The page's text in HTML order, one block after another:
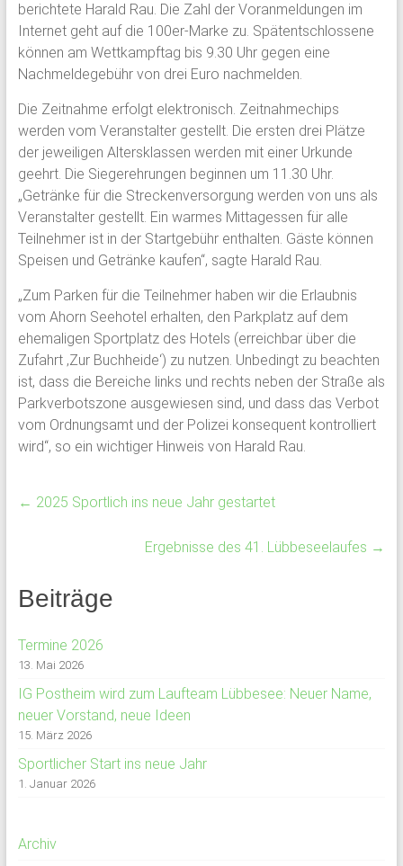
berichtete Harald Rau. Die Zahl der Voranmeldungen im
Internet geht auf die 100er-Marke zu. Spätentschlossene
können am Wettkampftag bis 9.30 Uhr gegen eine
Nachmeldegebühr von drei Euro nachmelden.
Die Zeitnahme erfolgt elektronisch. Zeitnahmechips
werden vom Veranstalter gestellt. Die ersten drei Plätze
der jeweiligen Altersklassen werden mit einer Urkunde
geehrt. Die Siegerehrungen beginnen um 11.30 Uhr.
„Getränke für die Streckenversorgung werden von uns als
Veranstalter gestellt. Ein warmes Mittagessen für alle
Teilnehmer ist in der Startgebühr enthalten. Gäste können
Speisen und Getränke kaufen“, sagte Harald Rau.
„Zum Parken für die Teilnehmer haben wir die Erlaubnis
vom Ahorn Seehotel erhalten, den Parkplatz auf dem
ehemaligen Sportplatz des Hotels (erreichbar über die
Zufahrt ‚Zur Buchheide‘) zu nutzen. Unbedingt zu beachten
ist, dass die Bereiche links und rechts neben der Straße als
Parkverbotszone ausgewiesen sind, und dass das Verbot
vom Ordnungsamt und der Polizei konsequent kontrolliert
wird“, so ein wichtiger Hinweis von Harald Rau.
← 2025 Sportlich ins neue Jahr gestartet
Ergebnisse des 41. Lübbeseelaufes →
Beiträge
Termine 2026
13. Mai 2026
IG Postheim wird zum Laufteam Lübbesee: Neuer Name,
neuer Vorstand, neue Ideen
15. März 2026
Sportlicher Start ins neue Jahr
1. Januar 2026
Archiv